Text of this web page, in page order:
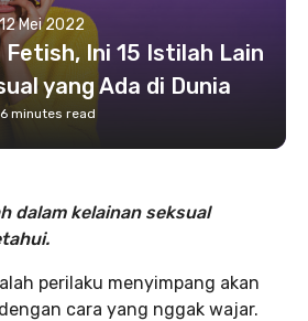
12 Mei 2022
Fetish, Ini 15 Istilah Lain
yang Ada di Dunia
6 minutes read
dalam kelainan seksual
perilaku menyimpang akan
cara yang nggak wajar.